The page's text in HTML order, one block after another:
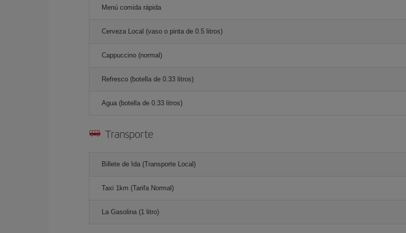
Menú comida rápida
Cerveza Local (vaso o pinta de 0.5 litros)
Cappuccino (normal)
Refresco (botella de 0.33 litros)
Agua (botella de 0.33 litros)
Transporte
Billete de Ida (Transporte Local)
Taxi 1km (Tarifa Normal)
La Gasolina (1 litro)